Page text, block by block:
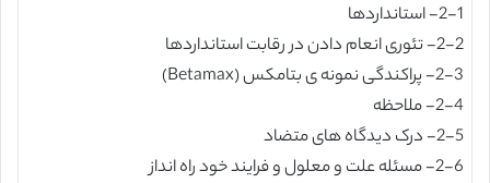
2-1- استانداردها
2-2- تئوری انعام دادن در رقابت استانداردها
2-3- پراکندگی نمونه ی بتامکس (Betamax)
2-4- ملاحظه
2-5- درک دیدگاه های متضاد
2-6- مسئله علت و معلول و فرایند خود راه انداز